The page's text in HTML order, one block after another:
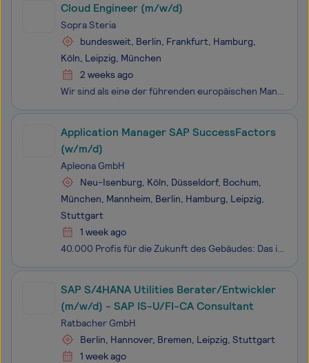
Cloud Engineer (m/w/d)
Sopra Steria
bundesweit, Berlin, Frankfurt, Hamburg,
Köln, Leipzig, München
2 weeks ago
Wir sind als eine der führenden europäischen Management- und Technologieberatungen ein echter Tech-Player. Wir sehen uns als Vordenker*innen, handeln und denken strategisch, entwickeln mit unseren Kunden maßgeschneiderte Lösungen, sowie präzise Prozesse und implementieren innovative Technologien. We
Application Manager SAP SuccessFactors
(w/m/d)
Apleona GmbH
Neu-Isenburg, Köln, Düsseldorf, Bochum,
München, Mannheim, Berlin, Hamburg, Leipzig,
Stuttgart
1 week ago
40.000 Profis für die Zukunft des Gebäudes: Das ist Apleona. Wir sind führender Gebäudedienstleister und erleichtern täglich das Leben Tausender Menschen aus Industrie, Wirtschaft und öffentlicher Hand. Wir reden nicht lange, sondern packen es an. Das heißt für Sie Verantwortung ab Tag 1 und vielfäl
SAP S/4HANA Utilities Berater/Entwickler
(m/w/d) - SAP IS-U/FI-CA Consultant
Ratbacher GmbH
Berlin, Hannover, Bremen, Leipzig, Stuttgart
1 week ago